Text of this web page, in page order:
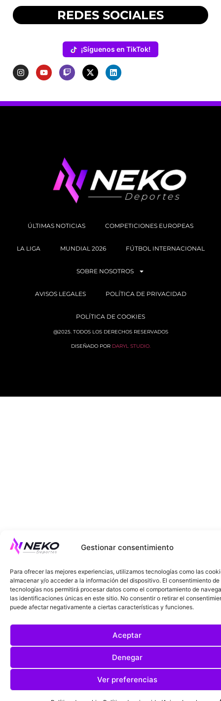
Gestionar consentimiento
Para ofrecer las mejores experiencias, utilizamos tecnologías como las
almacenar y/o acceder a la información del dispositivo. El consentimiento de
tecnologías nos permitirá procesar datos como el comportamiento de
las identificaciones únicas en este sitio. No consentir o retirar el
puede afectar negativamente a ciertas características y funciones.
Aceptar
Denegar
Ver preferencias
REDES SOCIALES
¡Síguenos en TikTok!
ÚLTIMAS NOTICIAS COMPETICIONES EUROPEAS
LA LIGA MUNDIAL 2026 FÚTBOL INTERNACIONAL
SOBRE NOSOTROS
AVISOS LEGALES POLÍTICA DE PRIVACIDAD
POLÍTICA DE COOKIES
@2025. TODOS LOS DERECHOS RESERVADOS
DISEÑADO POR DARYL STUDIO.